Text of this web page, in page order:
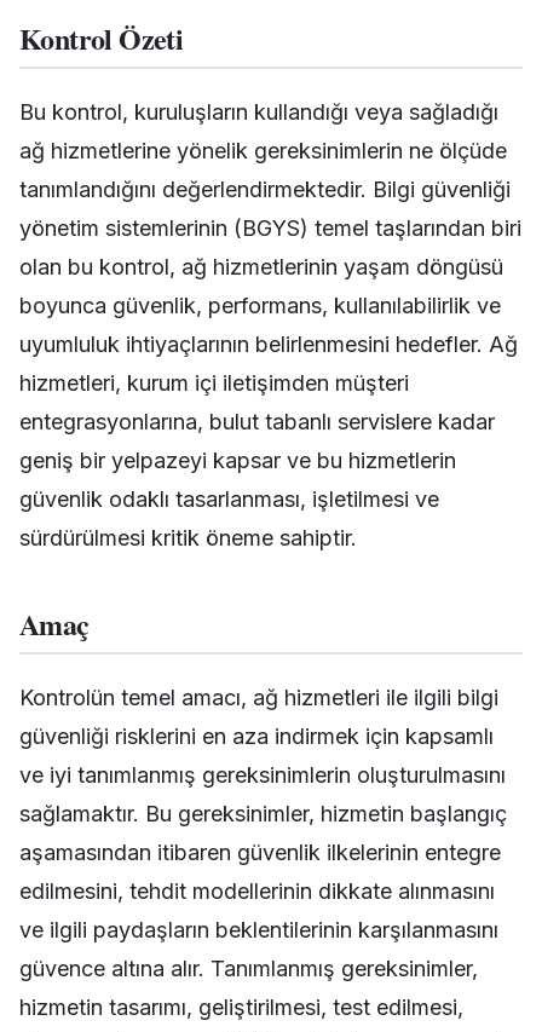
Kontrol Özeti
Bu kontrol, kuruluşların kullandığı veya sağladığı
ağ hizmetlerine yönelik gereksinimlerin ne ölçüde
tanımlandığını değerlendirmektedir. Bilgi güvenliği
yönetim sistemlerinin (BGYS) temel taşlarından biri
olan bu kontrol, ağ hizmetlerinin yaşam döngüsü
boyunca güvenlik, performans, kullanılabilirlik ve
uyumluluk ihtiyaçlarının belirlenmesini hedefler. Ağ
hizmetleri, kurum içi iletişimden müşteri
entegrasyonlarına, bulut tabanlı servislere kadar
geniş bir yelpazeyi kapsar ve bu hizmetlerin
güvenlik odaklı tasarlanması, işletilmesi ve
sürdürülmesi kritik öneme sahiptir.
Amaç
Kontrolün temel amacı, ağ hizmetleri ile ilgili bilgi
güvenliği risklerini en aza indirmek için kapsamlı
ve iyi tanımlanmış gereksinimlerin oluşturulmasını
sağlamaktır. Bu gereksinimler, hizmetin başlangıç
aşamasından itibaren güvenlik ilkelerinin entegre
edilmesini, tehdit modellerinin dikkate alınmasını
ve ilgili paydaşların beklentilerinin karşılanmasını
güvence altına alır. Tanımlanmış gereksinimler,
hizmetin tasarımı, geliştirilmesi, test edilmesi,